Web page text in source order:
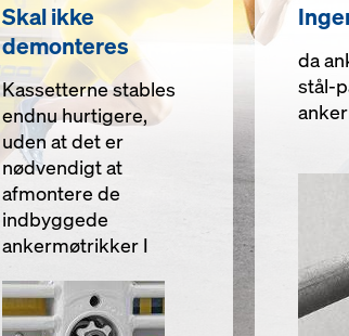
Skal ikke
demonteres
Kassetterne stables
endnu hurtigere,
uden at det er
nødvendigt at
afmontere de
indbyggede
ankermøtrikker I
da
stål-